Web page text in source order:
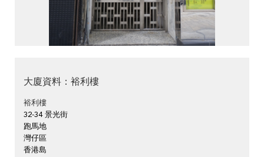
大廈資料：裕利樓
裕利樓
32-34 景光街
跑馬地
灣仔區
香港島